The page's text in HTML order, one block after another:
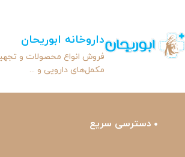
داروخانه ابوریحان
مکمل‌های دارویی و ...
دسترسی سریع